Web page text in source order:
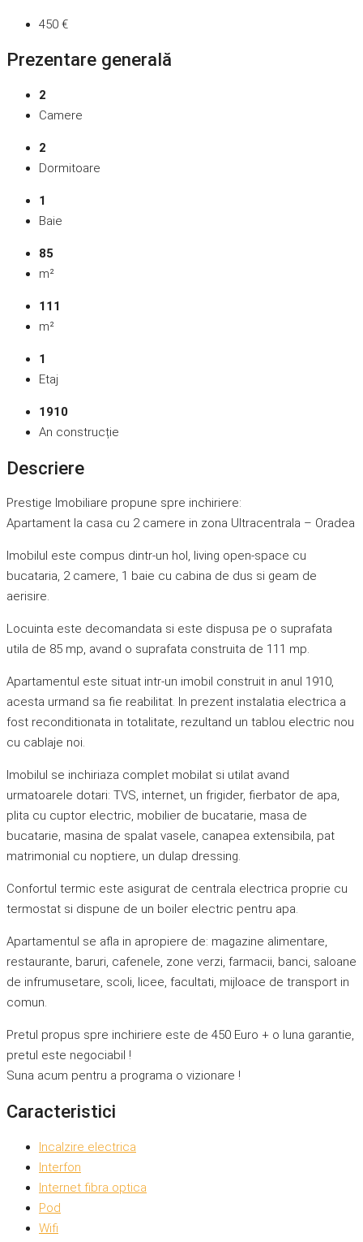
450 €
Prezentare generală
2
Camere
2
Dormitoare
1
Baie
85
m²
111
m²
1
Etaj
1910
An construcție
Descriere
Prestige Imobiliare propune spre inchiriere:
Apartament la casa cu 2 camere in zona Ultracentrala – Oradea
Imobilul este compus dintr-un hol, living open-space cu
bucataria, 2 camere, 1 baie cu cabina de dus si geam de
aerisire.
Locuinta este decomandata si este dispusa pe o suprafata
utila de 85 mp, avand o suprafata construita de 111 mp.
Apartamentul este situat intr-un imobil construit in anul 1910,
acesta urmand sa fie reabilitat. In prezent instalatia electrica a
fost reconditionata in totalitate, rezultand un tablou electric nou
cu cablaje noi.
Imobilul se inchiriaza complet mobilat si utilat avand
urmatoarele dotari: TVS, internet, un frigider, fierbator de apa,
plita cu cuptor electric, mobilier de bucatarie, masa de
bucatarie, masina de spalat vasele, canapea extensibila, pat
matrimonial cu noptiere, un dulap dressing.
Confortul termic este asigurat de centrala electrica proprie cu
termostat si dispune de un boiler electric pentru apa.
Apartamentul se afla in apropiere de: magazine alimentare,
restaurante, baruri, cafenele, zone verzi, farmacii, banci, saloane
de infrumusetare, scoli, licee, facultati, mijloace de transport in
comun.
Pretul propus spre inchiriere este de 450 Euro + o luna garantie,
pretul este negociabil !
Suna acum pentru a programa o vizionare !
Caracteristici
Incalzire electrica
Interfon
Internet fibra optica
Pod
Wifi